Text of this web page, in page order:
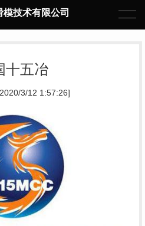
技术有限公司
十五冶
3/12 1:57:26]